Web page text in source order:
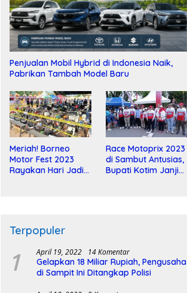
Penjualan Mobil Hybrid di Indonesia Naik,
Pabrikan Tambah Model Baru
Meriah! Borneo
Motor Fest 2023
Rayakan Hari Jadi
Race Motoprix 2023
di Sambut Antusias,
Bupati Kotim Janji
Terpopuler
1 April 19, 2022 14 Komentar
Gelapkan 18 Miliar Rupiah, Pengusaha
di Sampit Ini Ditangkap Polisi